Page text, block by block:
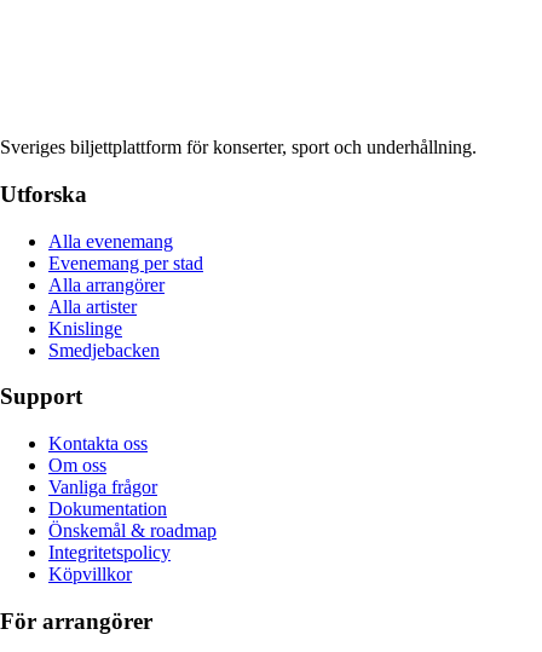
Sveriges biljettplattform för konserter, sport och underhållning.
Utforska
Alla evenemang
Evenemang per stad
Alla arrangörer
Alla artister
Knislinge
Smedjebacken
Support
Kontakta oss
Om oss
Vanliga frågor
Dokumentation
Önskemål & roadmap
Integritetspolicy
Köpvillkor
För arrangörer